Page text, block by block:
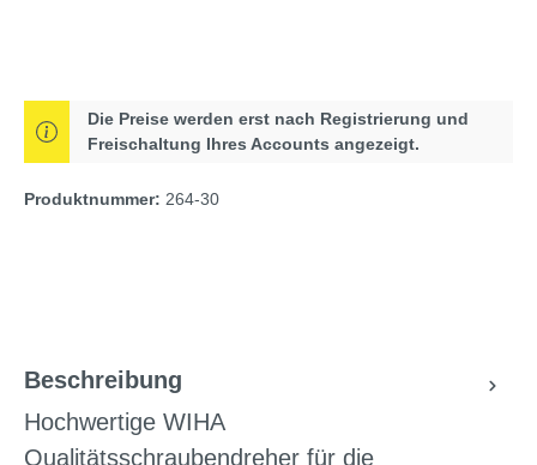
Die Preise werden erst nach Registrierung und
Freischaltung Ihres Accounts angezeigt.
Produktnummer: 264-30
Beschreibung
Hochwertige WIHA
Qualitätsschraubendreher für die